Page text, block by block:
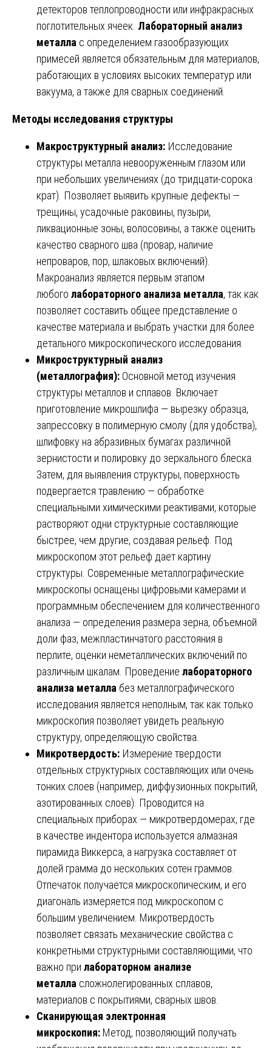
детекторов теплопроводности или инфракрасных
поглотительных ячеек. Лабораторный анализ
металла с определением газообразующих
примесей является обязательным для материалов,
работающих в условиях высоких температур или
вакуума, а также для сварных соединений.
Методы исследования структуры
Макроструктурный анализ: Исследование
структуры металла невооруженным глазом или
при небольших увеличениях (до тридцати-сорока
крат). Позволяет выявить крупные дефекты —
трещины, усадочные раковины, пузыри,
ликвационные зоны, волосовины, а также оценить
качество сварного шва (провар, наличие
непроваров, пор, шлаковых включений).
Макроанализ является первым этапом
любого лабораторного анализа металла, так как
позволяет составить общее представление о
качестве материала и выбрать участки для более
детального микроскопического исследования.
Микроструктурный анализ
(металлография): Основной метод изучения
структуры металлов и сплавов. Включает
приготовление микрошлифа — вырезку образца,
запрессовку в полимерную смолу (для удобства),
шлифовку на абразивных бумагах различной
зернистости и полировку до зеркального блеска.
Затем, для выявления структуры, поверхность
подвергается травлению — обработке
специальными химическими реактивами, которые
растворяют одни структурные составляющие
быстрее, чем другие, создавая рельеф. Под
микроскопом этот рельеф дает картину
структуры. Современные металлографические
микроскопы оснащены цифровыми камерами и
программным обеспечением для количественного
анализа — определения размера зерна, объемной
доли фаз, межпластинчатого расстояния в
перлите, оценки неметаллических включений по
различным шкалам. Проведение лабораторного
анализа металла без металлографического
исследования является неполным, так как только
микроскопия позволяет увидеть реальную
структуру, определяющую свойства.
Микротвердость: Измерение твердости
отдельных структурных составляющих или очень
тонких слоев (например, диффузионных покрытий,
азотированных слоев). Проводится на
специальных приборах — микротвердомерах, где
в качестве индентора используется алмазная
пирамида Виккерса, а нагрузка составляет от
долей грамма до нескольких сотен граммов.
Отпечаток получается микроскопическим, и его
диагональ измеряется под микроскопом с
большим увеличением. Микротвердость
позволяет связать механические свойства с
конкретными структурными составляющими, что
важно при лабораторном анализе
металла сложнолегированных сплавов,
материалов с покрытиями, сварных швов.
Сканирующая электронная
микроскопия: Метод, позволяющий получать